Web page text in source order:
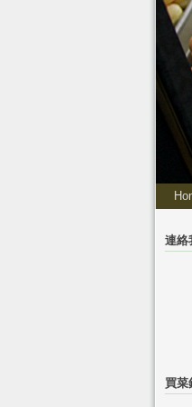
連絡
買菜